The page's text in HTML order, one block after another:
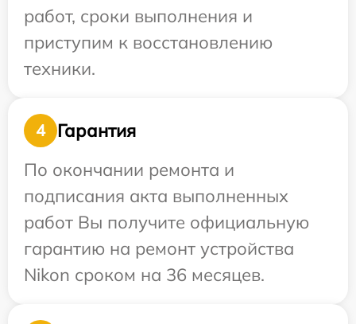
работ, сроки выполнения и
приступим к восстановлению
техники.
4
Гарантия
По окончании ремонта и
подписания акта выполненных
работ Вы получите официальную
гарантию на ремонт устройства
Nikon сроком на 36 месяцев.